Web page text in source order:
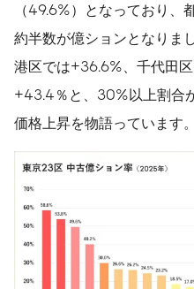
（49.6%）となっており、
約半数が億ションとなりま
港区では+36.6%、千代田
+43.4％と、30%以上割合
価格上昇を物語っています。